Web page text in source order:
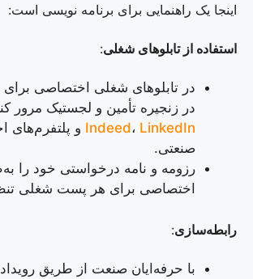
اینجا یک راهنمایی برای برنامه نویسی است:
استفاده از تابلوهای شغلی:
در تابلوهای شغلی اختصاصی
در زنجیره تأمین و لجستیک مرور
Indeed، LinkedIn
و پلتفرم‌های
صنعتی.
رزومه و نامه درخواستی خود را
اختصاصی برای هر پست شغلی
رابطه‌سازی:
با حرفه‌ایان صنعت از طریق